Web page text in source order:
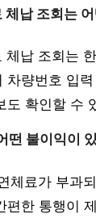
체납 조회는
납 조회는
차량번호 입
도 확인할 수
떤 불이익이
체료가 부과
편한 통행이